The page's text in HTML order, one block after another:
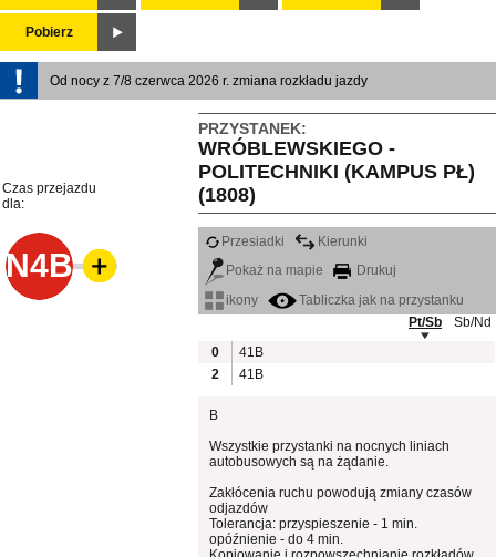
Pobierz
Od nocy z 7/8 czerwca 2026 r. zmiana rozkładu jazdy
PRZYSTANEK:
WRÓBLEWSKIEGO -
POLITECHNIKI (KAMPUS PŁ)
(1808)
Czas przejazdu
dla:
N4B
Przesiadki
Kierunki
Pokaż na mapie
Drukuj
ikony
Tabliczka jak na przystanku
Pt/Sb
Sb/Nd
0
41B
2
41B
B
Wszystkie przystanki na nocnych liniach
autobusowych są na żądanie.
Zakłócenia ruchu powodują zmiany czasów
odjazdów
Tolerancja: przyspieszenie - 1 min.
opóźnienie - do 4 min.